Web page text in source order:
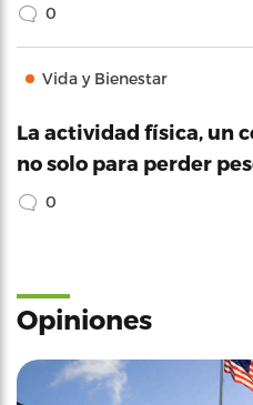
0
Vida y Bienestar
La actividad física, un
no solo para perder
0
Opiniones